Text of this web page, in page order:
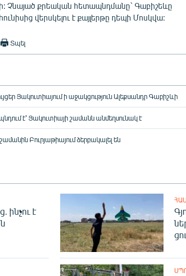
Չնայած քրեական հետապնդմանը` Գաբիշեևը
վերսկելու է քայլերթը դեպի Մոսկվա:
Տպել
Յակուտիայում ի աջակցություն Ալեքսանդր Գաբիշևի
է՝ Յակուտիայի շամանն անմեղսունակ է
Բուրյաթիայում ձերբակալել են
է